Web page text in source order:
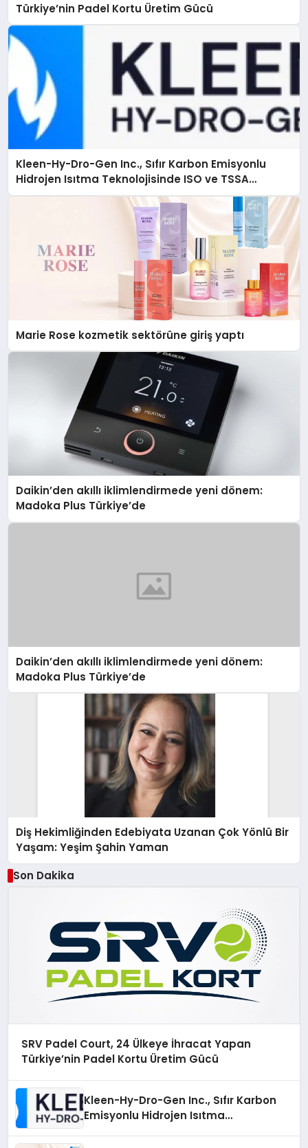
Türkiye’nin Padel Kortu Üretim Gücü
Kleen-Hy-Dro-Gen Inc., Sıfır Karbon Emisyonlu
Hidrojen Isıtma Teknolojisinde ISO ve TSSA
Düzenleyici Onaylarını Aldı
Marie Rose kozmetik sektörüne giriş yaptı
Daikin’den akıllı iklimlendirmede yeni dönem:
Madoka Plus Türkiye’de
Daikin’den akıllı iklimlendirmede yeni dönem:
Madoka Plus Türkiye’de
Diş Hekimliğinden Edebiyata Uzanan Çok Yönlü Bir
Yaşam: Yeşim Şahin Yaman
Son Dakika
SRV Padel Court, 24 Ülkeye İhracat Yapan
Türkiye’nin Padel Kortu Üretim Gücü
Kleen-Hy-Dro-Gen Inc., Sıfır Karbon
Emisyonlu Hidrojen Isıtma